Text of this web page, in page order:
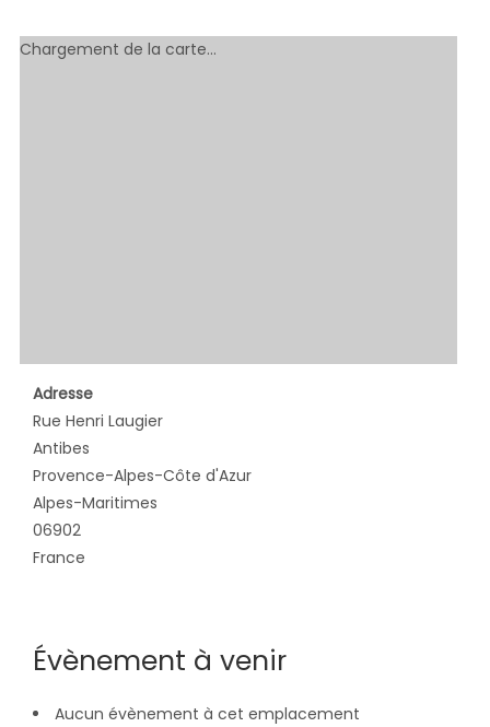
Chargement de la carte…
Adresse
Rue Henri Laugier
Antibes
Provence-Alpes-Côte d'Azur
Alpes-Maritimes
06902
France
Évènement à venir
Aucun évènement à cet emplacement